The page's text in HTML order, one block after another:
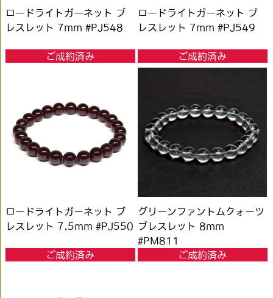
ロードライトガーネット ブ
レスレット 7mm #PJ548
ご成約済み
ロードライトガーネット ブ
レスレット 7mm #PJ549
ご成約済み
ロードライトガーネット ブ
レスレット 7.5mm #PJ550
ご成約済み
グリーンファントムクォーツ
ブレスレット 8mm
#PM811
ご成約済み